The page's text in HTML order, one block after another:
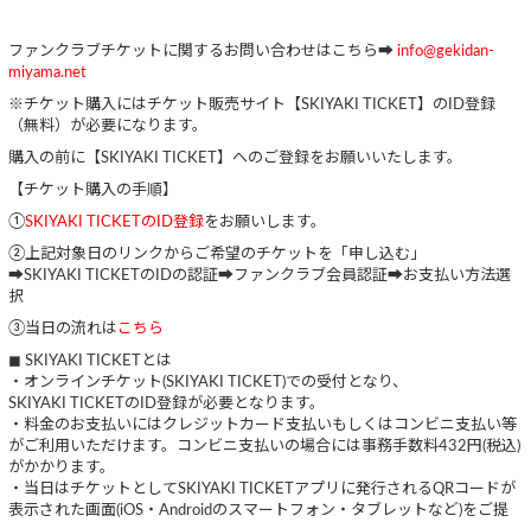
ファンクラブチケットに関するお問い合わせはこちら➡ info@gekidan-
miyama.net
※チケット購入にはチケット販売サイト【SKIYAKI TICKET】のID登録
（無料）が必要になります。
購入の前に【SKIYAKI TICKET】へのご登録をお願いいたします。
【チケット購入の手順】
①SKIYAKI TICKETのID登録をお願いします。
②上記対象日のリンクからご希望のチケットを「申し込む」
➡SKIYAKI TICKETのIDの認証➡ファンクラブ会員認証➡お支払い方法選
択
③当日の流れは こちら
◼︎ SKIYAKI TICKETとは
・オンラインチケット(SKIYAKI TICKET)での受付となり、
SKIYAKI TICKETのID登録が必要となります。
・料金のお支払いにはクレジットカード支払いもしくはコンビニ支払い等
がご利用いただけます。コンビニ支払いの場合には事務手数料432円(税込)
がかかります。
・当日はチケットとしてSKIYAKI TICKETアプリに発行されるQRコードが
表示された画面(iOS・Androidのスマートフォン・タブレットなど)をご提